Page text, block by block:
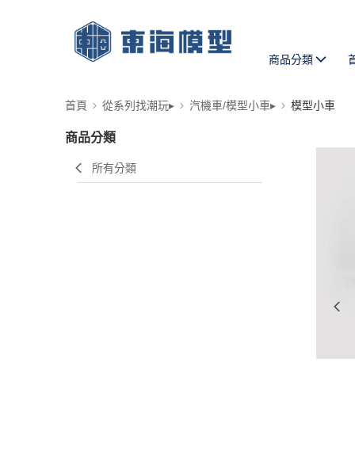
商品分類
首頁 從系列找潮玩▸ 汽機車/模型小車▸ 模型小車
商品分類
所有分類